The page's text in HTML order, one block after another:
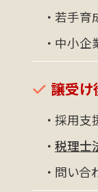
・ 若手育
・ 中小
譲受
・ 採用
・ 税理士
・ 問い